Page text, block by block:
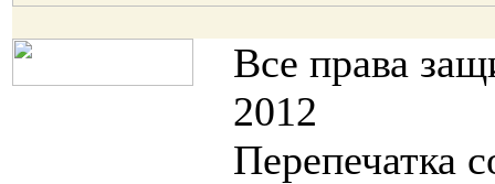
Все права
2012
Перепечатка